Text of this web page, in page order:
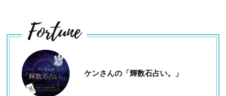
Fortune
ケンさんの「輝数石占い。」